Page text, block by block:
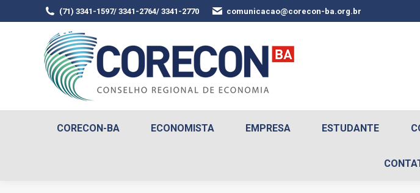
(71) 3341-1597/ 3341-2764/ 3341-2770 comunicacao@corecon-ba.org.br
CORECON-BA ECONOMISTA EMPRESA ESTUDANTE